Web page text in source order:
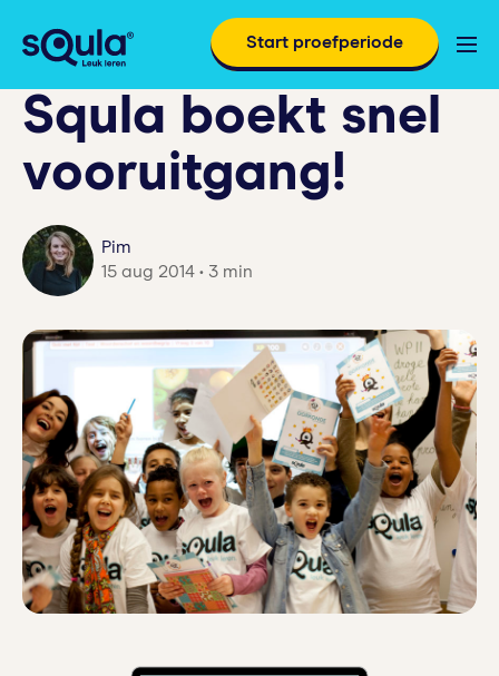
Start proefperiode
Squla boekt snel
vooruitgang!
Pim
15 aug 2014 • 3 min